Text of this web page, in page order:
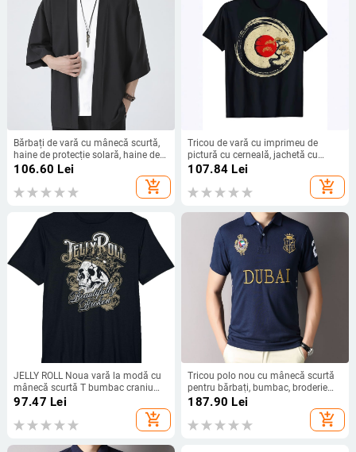
Bărbați de vară cu mânecă scurtă,
haine de protecție solară, haine de
mătase gheață, haine de protecție
solară, haine Hanfu, stil Cardigan,
haine Tang pentru bărbați
106.60 Lei
add_shopping_cart
Tricou de vară cu imprimeu de
pictură cu cerneală, jachetă cu
mânecă scurtă, transfrontalieră,
Europa și Statele Unite, comerț
exterior en-gros, temu Amazon
107.84 Lei
add_shopping_cart
JELLY ROLL Noua vară la modă cu
mânecă scurtă T bumbac craniu
casual tricou bărbați tricou 01293
97.47 Lei
add_shopping_cart
Tricou polo nou cu mânecă scurtă
pentru bărbați, bumbac, broderie
Dubai, sport de agrement, comerț
exterior transfrontalier, subțire,
bleumarin, albastru, mărime
187.90 Lei
add_shopping_cart